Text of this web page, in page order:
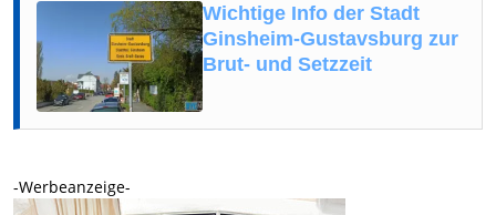
Wichtige Info der Stadt
Ginsheim-Gustavsburg zur
Brut- und Setzzeit
-Werbeanzeige-